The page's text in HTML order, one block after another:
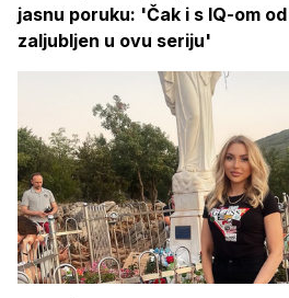
jasnu poruku: 'Čak i s IQ-om
zaljubljen u ovu seriju'